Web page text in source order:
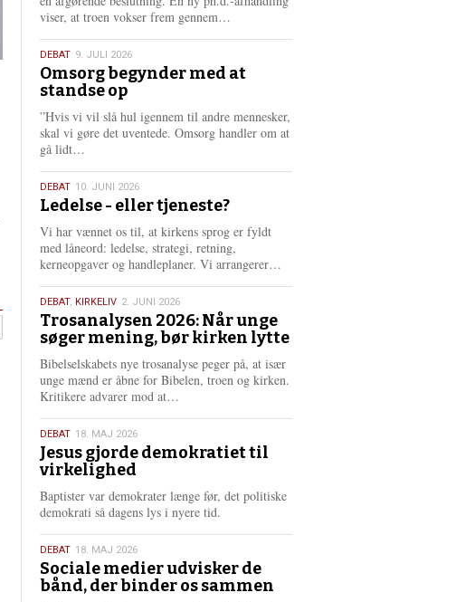
viser, at troen vokser frem gennem…
e
e
9.
juli
2026
DEBAT 9. JULI 2026
Omsorg begynder med at
standse op
”Hvis vi vil slå hul igennem til andre mennesker,
skal vi gøre det uventede. Omsorg handler om at
gå lidt…
s
e
r
e
10.
juni
2026
DEBAT 10. JUNI 2026
Ledelse - eller tjeneste?
Vi har vænnet os til, at kirkens sprog er fyldt
med låneord: ledelse, strategi, retning,
kerneopgaver og handleplaner. Vi arrangerer…
r
e
2.
juni
2026
DEBAT, KIRKELIV 2. JUNI 2026
Trosanalysen 2026: Når unge
søger mening, bør kirken lytte
Bibelselskabets nye trosanalyse peger på, at især
unge mænd er åbne for Bibelen, troen og kirken.
Kritikere advarer mod at…
e
e
18.
maj
2026
DEBAT 18. MAJ 2026
Jesus gjorde demokratiet til
virkelighed
Baptister var demokrater længe før, det politiske
demokrati så dagens lys i nyere tid.
18.
maj
2026
DEBAT 18. MAJ 2026
Sociale medier udvisker de
bånd, der binder os sammen